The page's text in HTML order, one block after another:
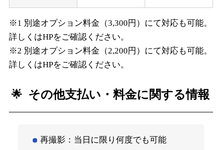
※1 別途オプション料金（3,300円）にて対応も可能。
詳しくはHPをご確認ください。
※2 別途オプション料金（2,200円）にて対応も可能。
詳しくはHPをご確認ください。
その他支払い・料金に関する情報
再撮影：当日に限り何度でも可能